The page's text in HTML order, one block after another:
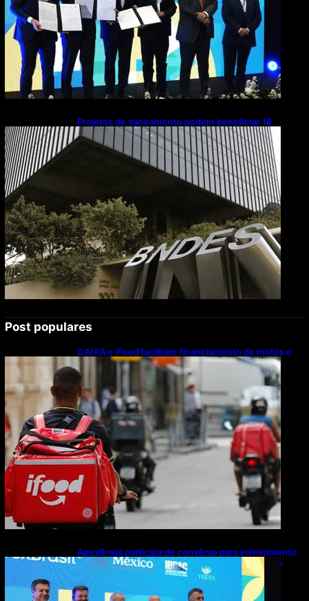
Projetos de saneamento podem beneficiar 18
milhões de brasileiros
Post populares
CAIXA e iFood facilitam financiamento de motos e
bicicletas elétricas para entregadores
ApexBrasil participa de convênio para investimento
de R$ 2,63 milhões em exportações de cachaça